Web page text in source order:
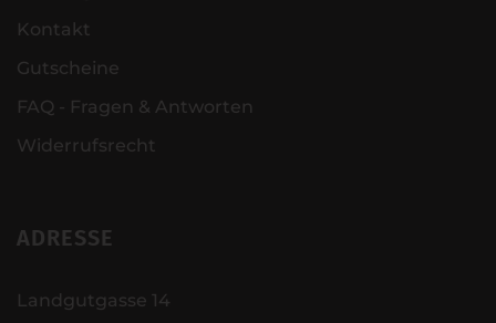
Kontakt
Gutscheine
FAQ - Fragen & Antworten
Widerrufsrecht
ADRESSE
Landgutgasse 14